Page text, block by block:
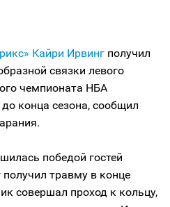
Кайри Ирвинг получил
связки левого
чемпионата НБА
конца сезона, сообщил
победой гостей
травму в конце
совершал проход к кольцу,